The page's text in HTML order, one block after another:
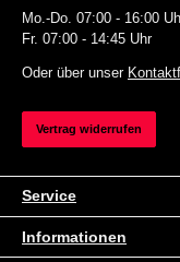
Mo.-Do. 07:00 - 16:00
Fr. 07:00 - 14:45 Uhr
Oder über unser
Vertrag widerrufen
Service
Informationen